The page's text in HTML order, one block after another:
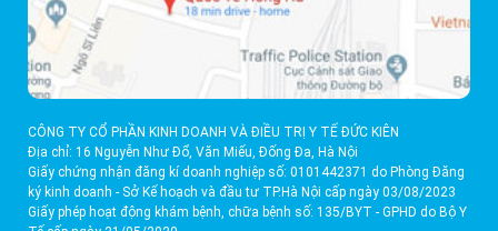
CÔNG TY CỔ PHẦN KINH DOANH VÀ ĐIỀU TRỊ Y TẾ ĐỨC KIÊN
Địa chỉ: 16 Nguyễn Như Đổ, Văn Miếu, Đống Đa, Hà Nội
Giấy chứng nhận đăng kí doanh nghiệp số: 0101442371 do Phòng Đăng
ký kinh doanh - Sở Kế hoạch và đầu tư TP.Hà Nội cấp ngày 03/08/2023
Giấy phép hoạt động khám bệnh, chữa bệnh số: 135/BYT - GPHD do Bộ Y